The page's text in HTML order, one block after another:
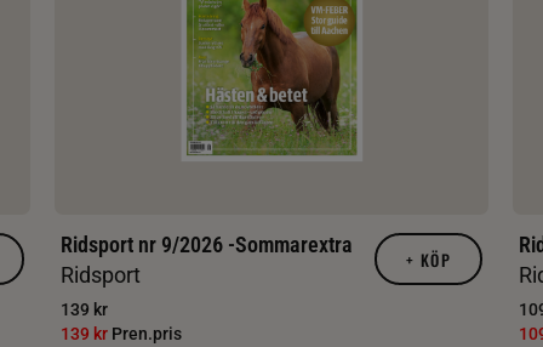
Ridsport nr 9/2026 -Sommarextra
Ridsport
139 kr
139 kr Pren.pris
+ KÖP